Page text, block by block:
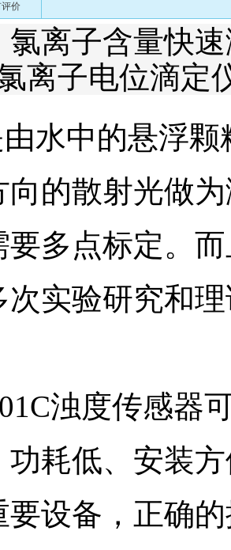
评价
氯离子含
子电位滴
水中的悬浮
向的散射光做
要多点标定。
次实验研究和
浊度传感器
功耗低、安装
要设备，正确